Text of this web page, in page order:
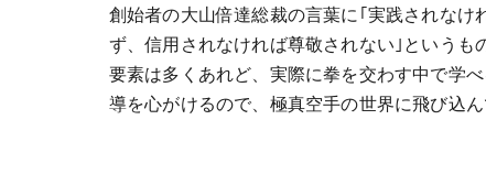
創始者の大山倍達総裁の言葉に｢実践されな
ず、信用されなければ尊敬されない｣というも
要素は多くあれど、実際に拳を交わす中で学
導を心がけるので、極真空手の世界に飛び込ん